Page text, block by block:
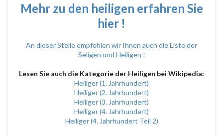
Mehr zu den heiligen erfahren Sie
hier !
An dieser Stelle empfehlen wir Ihnen auch die Liste der
Seligen und Heiligen !
Lesen Sie auch die Kategorie der Heiligen bei Wikipedia:
Heiliger (1. Jahrhundert)
Heiliger (2. Jahrhundert)
Heiliger (3. Jahrhundert)
Heiliger (4. Jahrhundert)
Heiliger (4. Jahrhundert Teil 2)